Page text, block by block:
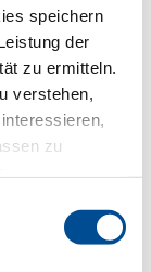
speichern
der
zu ermitteln.
verstehen,
zu